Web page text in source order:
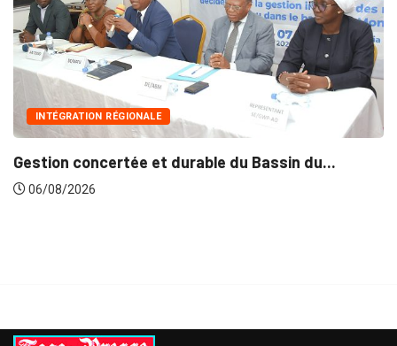
INTÉGRATION RÉGIONALE
Gestion concertée et durable du Bassin du...
06/08/2026